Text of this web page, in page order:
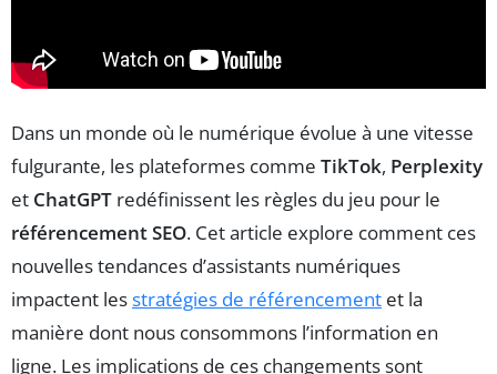
Dans un monde où le numérique évolue à une vitesse
fulgurante, les plateformes comme TikTok, Perplexity
et ChatGPT redéfinissent les règles du jeu pour le
référencement SEO. Cet article explore comment ces
nouvelles tendances d’assistants numériques
impactent lesstratégies de référencement et la
manière dont nous consommons l’information en
ligne. Les implications de ces changements sont